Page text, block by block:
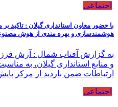
اجتماعی
با حضور معاون استانداری گیلان : تاكید
هوشمندسازی و بهره مندی از هوش
به گزارش آفتاب شمال : آرش
و منابع استانداری گیلان، به
ارتباطات ضمن بازدید از مرکز
اجتماعی